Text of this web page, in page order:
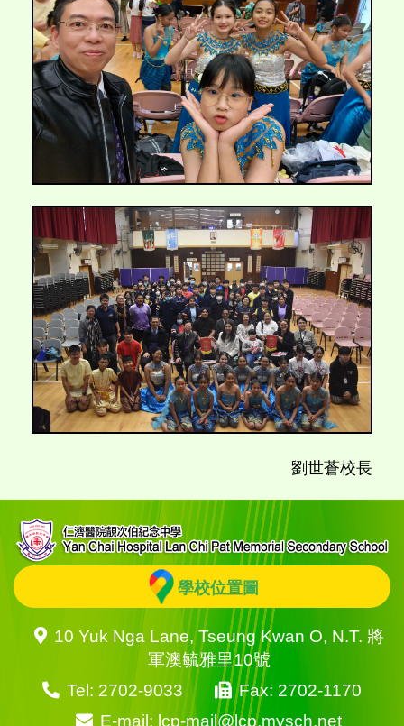
劉世蒼校長
學校位置圖
10 Yuk Nga Lane, Tseung Kwan O, N.T. 將
軍澳毓雅里10號
Tel: 2702-9033
Fax: 2702-1170
E-mail: lcp-mail@lcp.mysch.net